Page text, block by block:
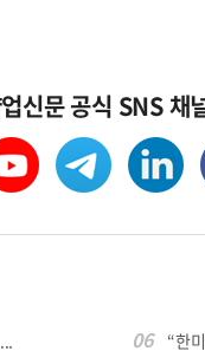
신문 공식 SNS 채
06 “한